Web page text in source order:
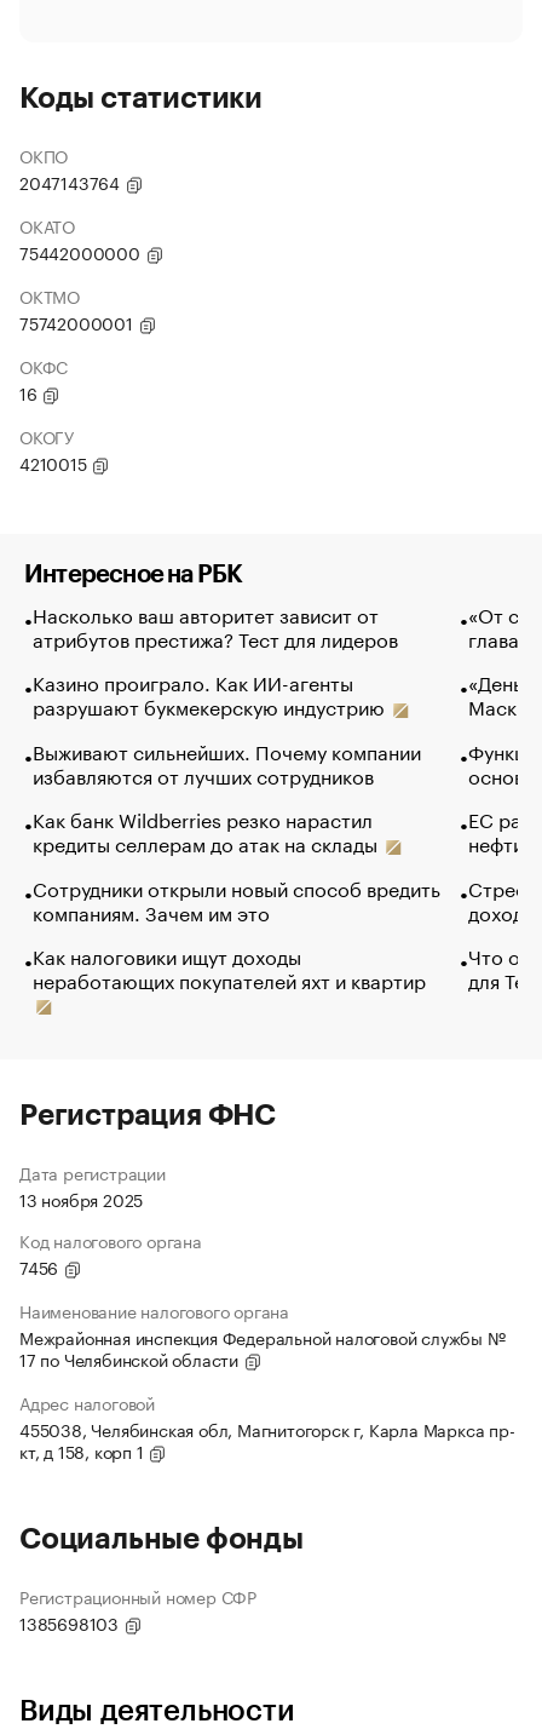
Коды статистики
ОКПО
2047143764
ОКАТО
75442000000
ОКТМО
75742000001
ОКФС
16
ОКОГУ
4210015
Интересное на РБК
Насколько ваш авторитет зависит от
атрибутов престижа? Тест для лидеров
Казино проиграло. Как ИИ-агенты
разрушают букмекерскую индустрию
Выживают сильнейших. Почему компании
избавляются от лучших сотрудников
Как банк Wildberries резко нарастил
кредиты селлерам до атак на склады
Сотрудники открыли новый способ вредить
компаниям. Зачем им это
Как налоговики ищут доходы
неработающих покупателей яхт и квартир
«От
глава
Маск в
основ
ЕС
нефти
Что
для
Регистрация ФНС
Дата регистрации
13 ноября 2025
Код налогового органа
7456
Наименование налогового органа
Межрайонная инспекция Федеральной налоговой службы №
17 по Челябинской области
Адрес налоговой
455038, Челябинская обл, Магнитогорск г, Карла Маркса пр-
кт, д 158, корп 1
Социальные фонды
Регистрационный номер СФР
1385698103
Виды деятельности